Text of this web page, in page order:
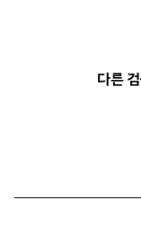
다른